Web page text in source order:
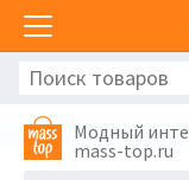
Модный
mass-top.ru